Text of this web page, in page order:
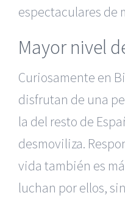
espectaculares de
Mayor nivel
Curiosamente en
disfrutan de una
la del resto de
desmoviliza.
vida también es
luchan por ellos,